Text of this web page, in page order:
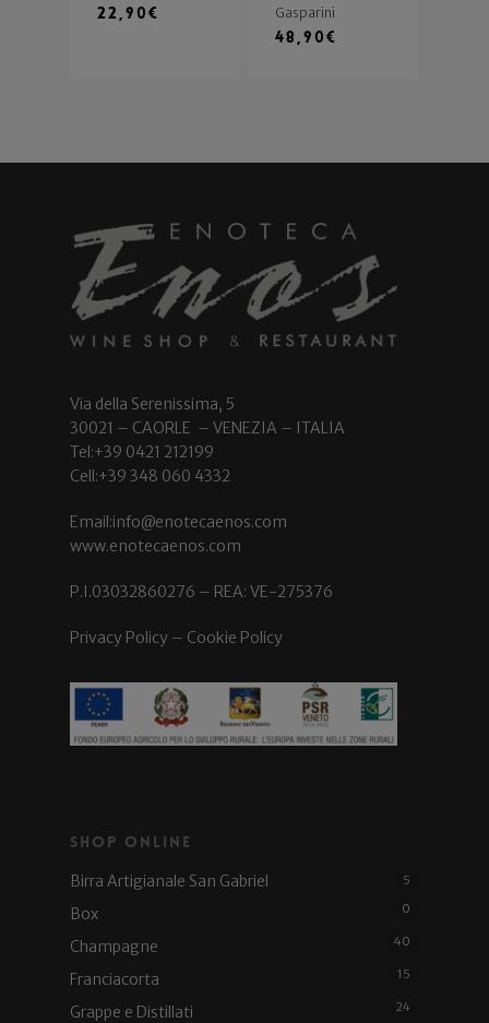
22,90€
Gasparini
48,90€
Via della Serenissima, 5
30021 – CAORLE – VENEZIA – ITALIA
Tel:+39 0421 212199
Cell:+39 348 060 4332
Email:info@enotecaenos.com
www.enotecaenos.com
P.I.03032860276 – REA: VE-275376
Privacy Policy – Cookie Policy
Shop Online
Birra Artigianale San Gabriel
5
Box 0
Champagne 40
Franciacorta 15
Grappe e Distillati 24